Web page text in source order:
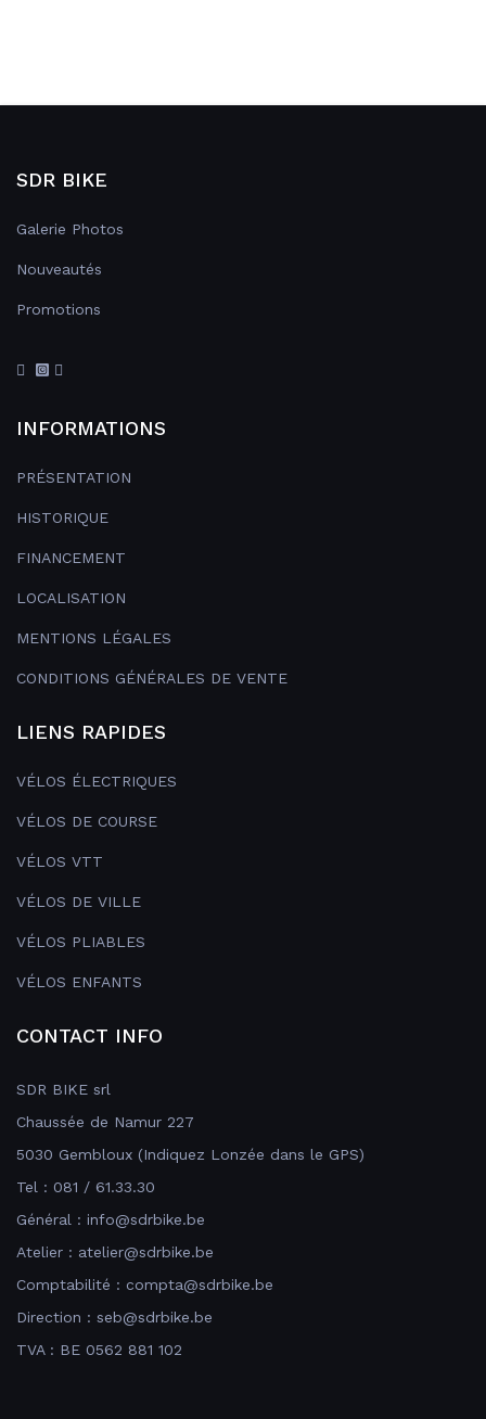
SDR BIKE
Galerie Photos
Nouveautés
Promotions
INFORMATIONS
PRÉSENTATION
HISTORIQUE
FINANCEMENT
LOCALISATION
MENTIONS LÉGALES
CONDITIONS GÉNÉRALES DE VENTE
LIENS RAPIDES
VÉLOS ÉLECTRIQUES
VÉLOS DE COURSE
VÉLOS VTT
VÉLOS DE VILLE
VÉLOS PLIABLES
VÉLOS ENFANTS
CONTACT INFO
SDR BIKE srl
Chaussée de Namur 227
5030 Gembloux (Indiquez Lonzée dans le GPS)
Tel : 081 / 61.33.30
Général : info@sdrbike.be
Atelier : atelier@sdrbike.be
Comptabilité : compta@sdrbike.be
Direction : seb@sdrbike.be
TVA : BE 0562 881 102